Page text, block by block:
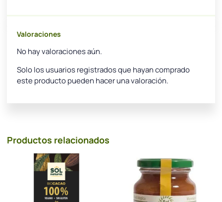
Valoraciones
No hay valoraciones aún.
Solo los usuarios registrados que hayan comprado
este producto pueden hacer una valoración.
Productos relacionados